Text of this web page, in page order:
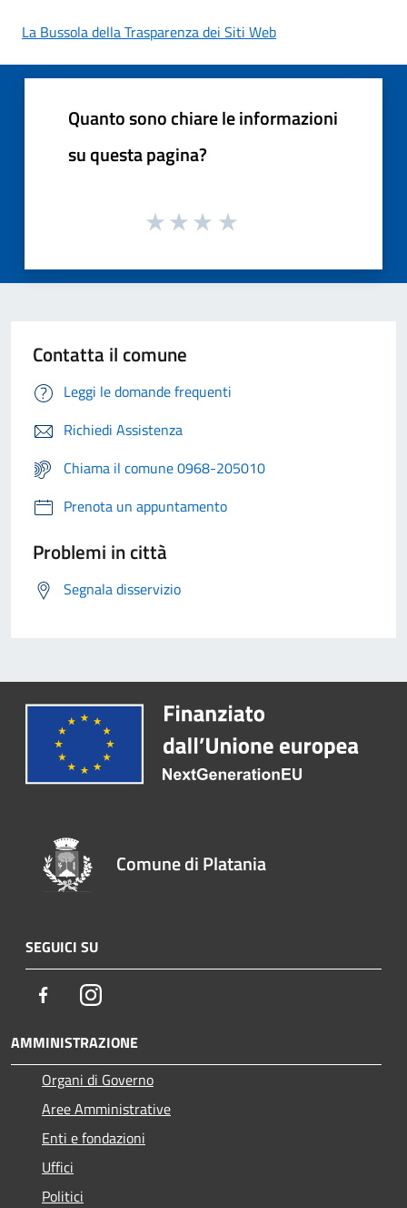
La Bussola della Trasparenza dei Siti Web
Quanto sono chiare le informazioni
su questa pagina?
Contatta il comune
Leggi le domande frequenti
Richiedi Assistenza
Chiama il comune 0968-205010
Prenota un appuntamento
Problemi in città
Segnala disservizio
Comune di Platania
SEGUICI SU
FacebookInstagram
AMMINISTRAZIONE
Organi di Governo
Aree Amministrative
Enti e fondazioni
Uffici
Politici